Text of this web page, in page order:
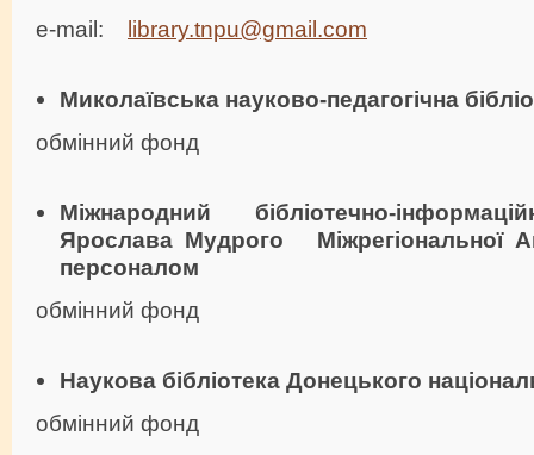
e-mail: library.tnpu@gmail.com
Миколаївська науково-педагогічна
обмінний фонд
Міжнародний бібліотечно-
Ярослава Мудрого
Міжрегіональної
персоналом
обмінний фонд
Наукова бібліотека Донецького
обмінний фонд